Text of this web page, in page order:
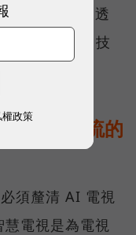
最好示範。透
True RGB 技
能力。
上網看串流的
須釐清 AI 電視
電視是為電視
政策